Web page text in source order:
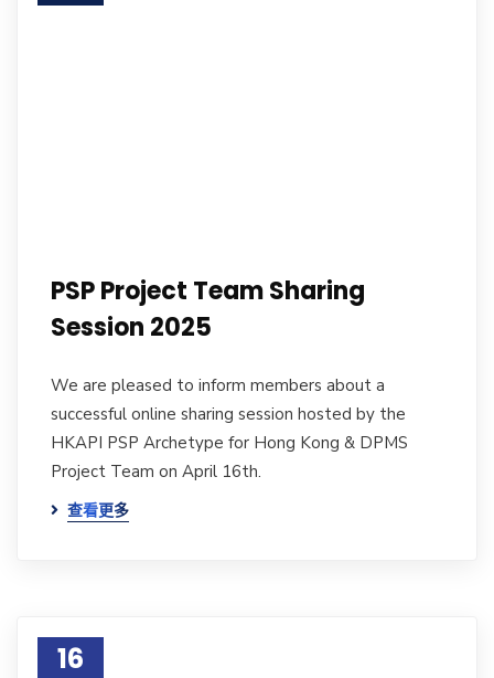
PSP Project Team Sharing
Session 2025
We are pleased to inform members about a
successful online sharing session hosted by the
HKAPI PSP Archetype for Hong Kong & DPMS
Project Team on April 16th.
查看更多
16